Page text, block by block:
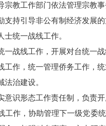
教工作部门依法管理宗教事
引导非公有制经济发展的
统一战线工作。
战线工作，开展对台统一战
，统一管理侨务工作，统
治建设。
识形态工作责任制，负责开
，协助管理下一级党委统